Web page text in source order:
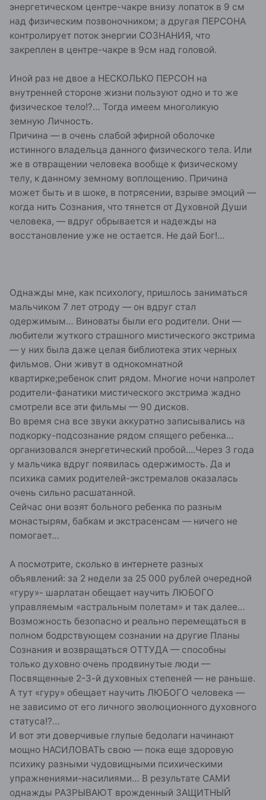
энергетическом центре-чакре внизу лопаток в 9 см
над физическим позвоночником; а другая ПЕРСОНА
контролирует поток энергии СОЗНАНИЯ, что
закреплен в центре-чакре в 9см над головой.
Иной раз не двое а НЕСКОЛЬКО ПЕРСОН на
внутренней стороне жизни пользуют одно и то же
физическое тело!?… Тогда имеем многоликую
земную Личность.
Причина — в очень слабой эфирной оболочке
истинного владельца данного физического тела. Или
же в отвращении человека вообще к физическому
телу, к данному земному воплощению. Причина
может быть и в шоке, в потрясении, взрыве эмоций —
когда нить Сознания, что тянется от Духовной Души
человека, — вдруг обрывается и надежды на
восстановление уже не остается. Не дай Бог!…
Однажды мне, как психологу, пришлось заниматься
мальчиком 7 лет отроду — он вдруг стал
одержимым… Виноваты были его родители. Они —
любители жуткого страшного мистического экстрима
— у них была даже целая библиотека этих черных
фильмов. Они живут в однокомнатной
квартирке;ребенок спит рядом. Многие ночи напролет
родители-фанатики мистического экстрима жадно
смотрели все эти фильмы — 90 дисков.
Во время сна все звуки аккуратно записывались на
подкорку-подсознание рядом спящего ребенка…
организовался энергетический пробой....Через 3 года
у мальчика вдруг появилась одержимость. Да и
психика самих родителей-экстремалов оказалась
очень сильно расшатанной.
Сейчас они возят больного ребенка по разным
монастырям, бабкам и экстрасенсам — ничего не
помогает…
А посмотрите, сколько в интернете разных
объявлений: за 2 недели за 25 000 рублей очередной
«гуру»- шарлатан обещает научить ЛЮБОГО
управляемым «астральным полетам» и так далее…
Возможность безопасно и реально перемещаться в
полном бодрствующем сознании на другие Планы
Сознания и возвращаться ОТТУДА — способны
только духовно очень продвинутые люди —
Посвященные 2-3-й духовных степеней — не раньше.
А тут «гуру» обещает научить ЛЮБОГО человека —
не зависимо от его личного эволюционного духовного
статуса!?…
И вот эти доверчивые глупые бедолаги начинают
мощно НАСИЛОВАТЬ свою — пока еще здоровую
психику разными чудовищными психическими
упражнениями-насилиями… В результате САМИ
однажды РАЗРЫВАЮТ врожденный ЗАЩИТНЫЙ